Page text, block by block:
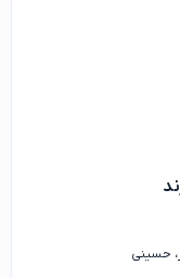
حسینی